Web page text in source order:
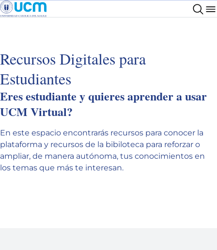
Recursos Digitales para
Estudiantes
Eres estudiante y quieres aprender a usar
UCM Virtual?
En este espacio encontrarás recursos para conocer la
plataforma y recursos de la bibiloteca para reforzar o
ampliar, de manera autónoma, tus conocimientos en
los temas que más te interesan.